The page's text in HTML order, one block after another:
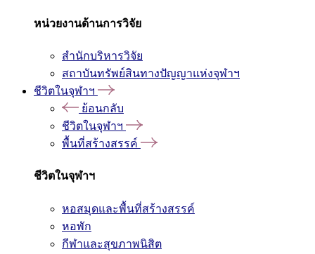
หน่วยงานด้านการวิจัย
สำนักบริหารวิจัย
สถาบันทรัพย์สินทางปัญญาแห่งจุฬาฯ
ชีวิตในจุฬาฯ
ย้อนกลับ
ชีวิตในจุฬาฯ
พื้นที่สร้างสรรค์
ชีวิตในจุฬาฯ
หอสมุดและพื้นที่สร้างสรรค์
หอพัก
กีฬาและสุขภาพนิสิต